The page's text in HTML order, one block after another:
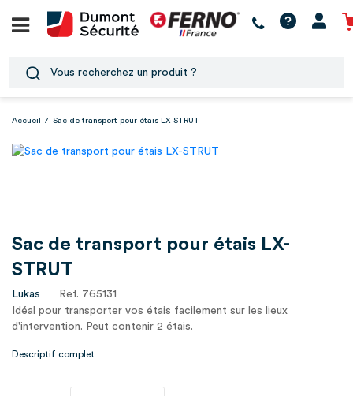
Accueil / Sac de transport pour étais LX-STRUT
Sac de transport pour étais LX-
STRUT
Lukas
Ref. 765131
Idéal pour transporter vos étais facilement sur les lieux
d'intervention. Peut contenir 2 étais.
Descriptif complet